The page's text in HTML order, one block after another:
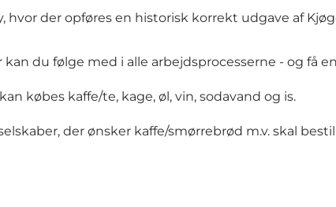
hvor der opføres en historisk korrekt udgave af
du følge med i alle arbejdsprocesserne - og få
købes kaffe/te, kage, øl, vin, sodavand og is.
der ønsker kaffe/smørrebrød m.v. skal